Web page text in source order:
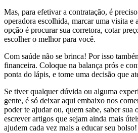
Mas, para efetivar a contratação, é
operadora escolhida, marcar uma visita e
opção é procurar sua corretora, cotar
escolher o melhor para você.
Com saúde não se brinca! Por isso
financeira. Coloque na balança prós e
ponta do lápis, e tome uma decisão que
Se tiver qualquer dúvida ou alguma
gente, é só deixar aqui embaixo nos
poder te ajudar ou, quem sabe, saber sua
escrever artigos que sejam ainda mais
ajudem cada vez mais a educar seu bolso!